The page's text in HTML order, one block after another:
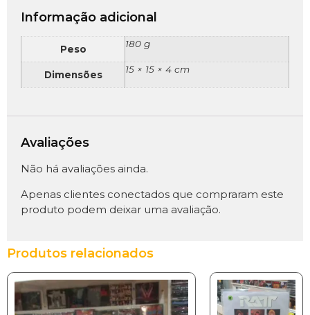
Informação adicional
Peso 180 g
Dimensões 15 × 15 × 4 cm
Avaliações
Não há avaliações ainda.
Apenas clientes conectados que compraram este
produto podem deixar uma avaliação.
Produtos relacionados